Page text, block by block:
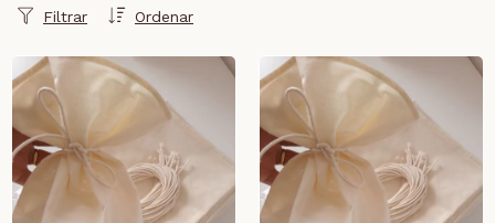
Ordenar
Filtrar